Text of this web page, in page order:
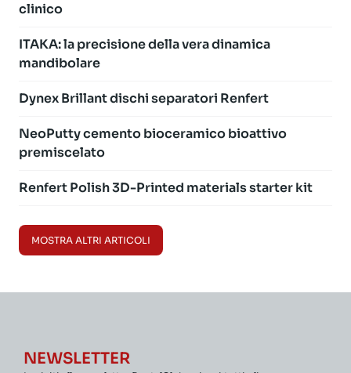
clinico
ITAKA: la precisione della vera dinamica
mandibolare
Dynex Brillant dischi separatori Renfert
NeoPutty cemento bioceramico bioattivo
premiscelato
Renfert Polish 3D-Printed materials starter kit
MOSTRA ALTRI ARTICOLI
NEWSLETTER